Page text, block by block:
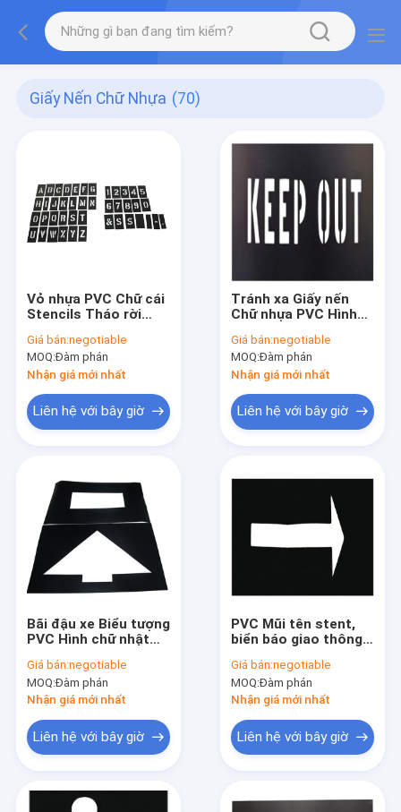
Giấy Nến Chữ Nhựa (70)
Vỏ nhựa PVC Chữ cái
Stencils Tháo rời
Stencil Màu đen
Giá bán:negotiable
MOQ:Đàm phán
Nhận giá mới nhất
Liên hệ với bây giờ
Tránh xa Giấy nến
Chữ nhựa PVC Hình
nến Sơn giao thông
Giá bán:negotiable
MOQ:Đàm phán
Nhận giá mới nhất
Liên hệ với bây giờ
Bãi đậu xe Biểu tượng
PVC Hình chữ nhật
In Spurt Vẽ
Giá bán:negotiable
MOQ:Đàm phán
Nhận giá mới nhất
Liên hệ với bây giờ
PVC Mũi tên stent,
biển báo giao thông
bãi đậu xe
Giá bán:negotiable
MOQ:Đàm phán
Nhận giá mới nhất
Liên hệ với bây giờ